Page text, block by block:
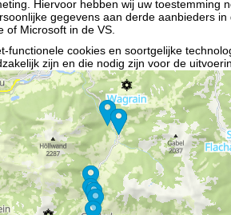
Hiervoor hebben wij uw toestemming
gegevens aan derde aanbieders in
of Microsoft in de VS.
functionele cookies en soortgelijke
zijn en die nodig zijn voor de
om uw instellingen te wijzigen, vindt u in
over de doeleinden en jouw